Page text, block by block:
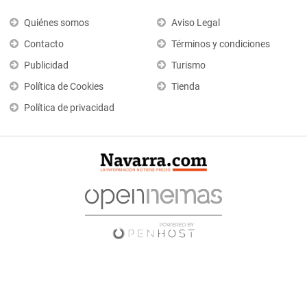
Quiénes somos
Contacto
Publicidad
Política de Cookies
Política de privacidad
Aviso Legal
Términos y condiciones
Turismo
Tienda